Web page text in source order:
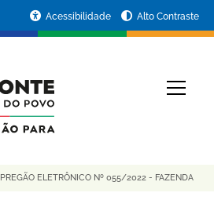
Acessibilidade Alto Contraste
PREGÃO ELETRÔNICO Nº 055/2022 - FAZENDA